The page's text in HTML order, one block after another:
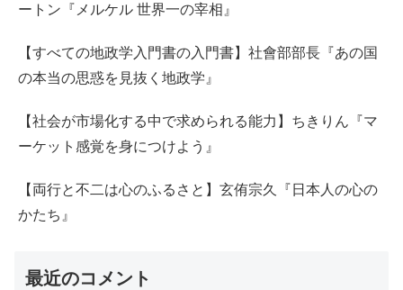
ートン『メルケル 世界一の宰相』
【すべての地政学入門書の入門書】社會部部長『あの国
の本当の思惑を見抜く地政学』
【社会が市場化する中で求められる能力】ちきりん『マ
ーケット感覚を身につけよう』
【両行と不二は心のふるさと】玄侑宗久『日本人の心の
かたち』
最近のコメント